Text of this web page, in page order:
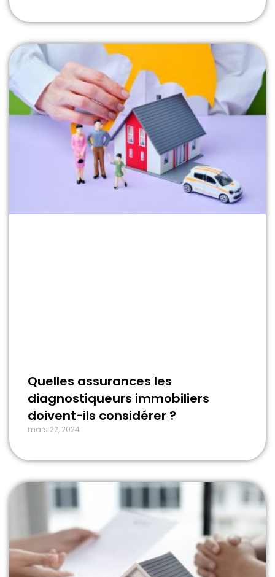
Quelles assurances les
diagnostiqueurs immobiliers
doivent-ils considérer ?
mars 22, 2024